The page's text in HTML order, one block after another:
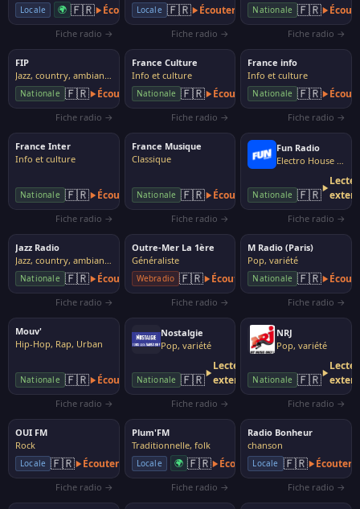
Locale 🌍 🇫🇷 Écouter
Fiche radio →
Locale 🇫🇷 Écouter
Fiche radio →
Nationale 🇫🇷
Fiche radio →
FIP
Jazz, country, ambiance
Nationale 🇫🇷 Écouter
Fiche radio →
France Culture
Info et culture
Nationale 🇫🇷 Écouter
Fiche radio →
France info
Info et culture
Nationale 🇫🇷
Fiche radio →
France Inter
Info et culture
Nationale 🇫🇷 Écouter
Fiche radio →
France Musique
Classique
Nationale 🇫🇷 Écouter
Fiche radio →
Fun Radio
Electro House Dance
Nationale 🇫🇷
Fiche radio →
Jazz Radio
Jazz, country, ambiance
Nationale 🇫🇷 Écouter
Fiche radio →
Outre-Mer La 1ère
Généraliste
Webradio 🇫🇷 Écouter
Fiche radio →
M Radio (Paris)
Pop, variété
Nationale 🇫🇷
Fiche radio →
Mouv'
Hip-Hop, Rap, Urban
Nationale 🇫🇷 Écouter
Fiche radio →
Nostalgie
Pop, variété
Nationale 🇫🇷
Lecteur
externe
Fiche radio →
NRJ
Pop, variété
Nationale 🇫🇷
Fiche radio →
OUI FM
Rock
Locale 🇫🇷 Écouter
Fiche radio →
Plum'FM
Traditionnelle, folk
Locale 🌍 🇫🇷 Écouter
Fiche radio →
Radio Bonheur
chanson
Locale 🇫🇷 Écouter
Fiche radio →